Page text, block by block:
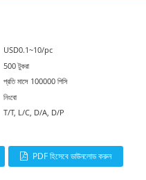
USD0.1~10/pc
500 টুকরা
প্রতি মাসে 100000 পিসি
নিংবো
T/T, L/C, D/A, D/P
PDF হিসেবে ডাউনলোড করুন